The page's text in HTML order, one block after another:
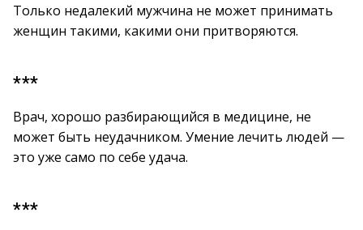
Только недалекий мужчина не может принимать
женщин такими, какими они притворяются.
***
Врач, хорошо разбирающийся в медицине, не
может быть неудачником. Умение лечить людей —
это уже само по себе удача.
***